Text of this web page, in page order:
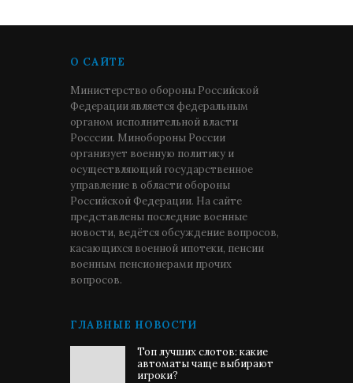
О САЙТЕ
Министерство обороны Российской
Федерации является федеральным
органом исполнительной власти
Росссии. Минобороны России
организует военную политику и
осуществляющий государственное
управление в области обороны
Российской Федерации. На сайте
представлены последние военные
новости, ведётся обсуждение вопросов,
касающихся военной ипотеки, пенсии
военным пенсионерами прочих
вопросов.
ГЛАВНЫЕ НОВОСТИ
Топ лучших слотов: какие
автоматы чаще выбирают
игроки?